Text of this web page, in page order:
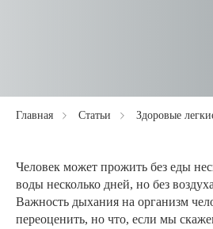
Главная Статьи Здоровые
Человек может прожить без еды
воды несколько дней, но без
Важность дыхания на организм
переоценить, но что, если мы